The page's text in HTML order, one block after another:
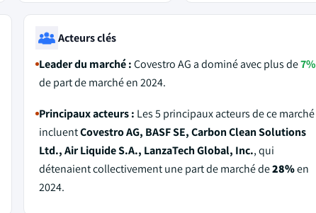
Acteurs clés
Leader du marché :Covestro AG a dominé avec plus de7%
de part de marché en 2024.
Principaux acteurs : Les 5 principaux acteurs de ce marché
incluentCovestro AG, BASF SE, Carbon Clean Solutions
Ltd., Air Liquide S.A., LanzaTech Global, Inc., qui
détenaient collectivement une part de marché de28%en
2024.